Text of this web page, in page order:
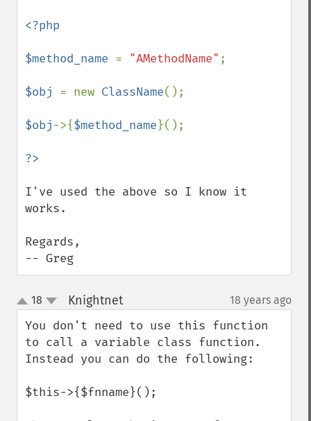
<?php
$method_name = "AMethodName" ;
$obj = new ClassName();
$obj->{$method_name}();
I've used the above so I know it
works.
Regards,
-- Greg
up
down
18 Knightnet¶ 18 years ago
You don't need to use this function
to call a variable class function.
Instead you can do the following:
$this->{$fnname}();